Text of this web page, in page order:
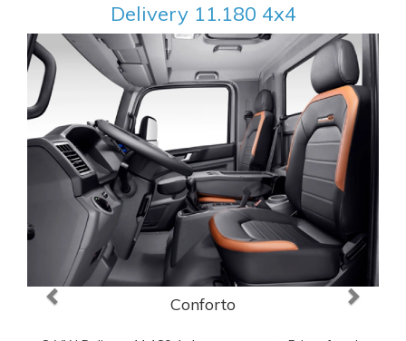
Delivery 11.180 4x4
Conforto
Anterior